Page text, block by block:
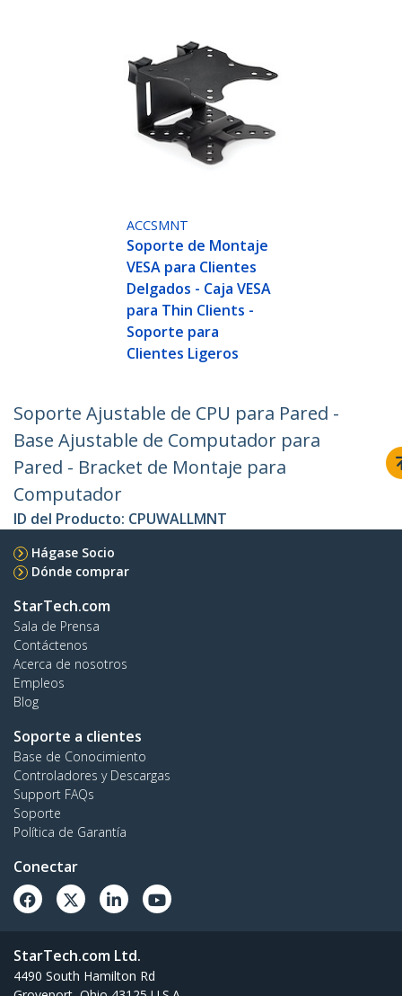
ACCSMNT
Soporte de Montaje
VESA para Clientes
Delgados - Caja VESA
para Thin Clients -
Soporte para
Clientes Ligeros
Soporte Ajustable de CPU para Pared -
Base Ajustable de Computador para
Pared - Bracket de Montaje para
Computador
ID del Producto: CPUWALLMNT
Hágase Socio
Dónde comprar
StarTech.com
Sala de Prensa
Contáctenos
Acerca de nosotros
Empleos
Blog
Soporte a clientes
Base de Conocimiento
Controladores y Descargas
Support FAQs
Soporte
Política de Garantía
Conectar
StarTech.com Ltd.
4490 South Hamilton Rd